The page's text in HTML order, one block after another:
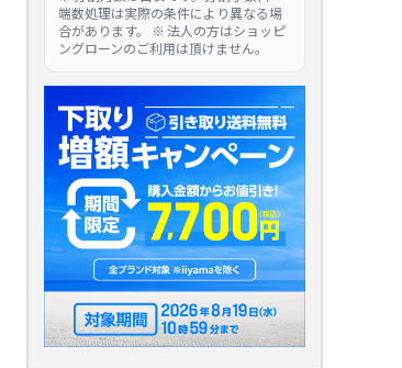
端数処理は実際の条件により異なる場
合があります。 ※ 法人の方はショッピ
ングローンのご利用は頂けません。